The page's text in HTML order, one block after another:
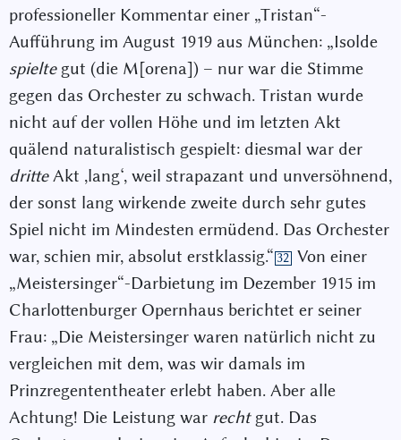
professioneller Kommentar einer „Tristan“-
Aufführung im August 1919 aus München: „Isolde
spieltegut (die M[orena]) – nur war die Stimme
gegen das Orchester zu schwach. Tristan wurde
nicht auf der vollen Höhe und im letzten Akt
quälend naturalistisch gespielt: diesmal war der
dritteAkt ,lang‘, weil strapazant und unversöhnend,
der sonst lang wirkende zweite durch sehr gutes
Spiel nicht im Mindesten ermüdend. Das Orchester
war, schien mir, absolut erstklassig.“ 32 Von einer
„Meistersinger“-Darbietung im Dezember 1915 im
Charlottenburger Opernhaus berichtet er seiner
Frau: „Die Meistersinger waren natürlich nicht zu
vergleichen mit dem, was wir damals im
Prinzregententheater erlebt haben. Aber alle
Achtung! Die Leistung war rechtgut. Das